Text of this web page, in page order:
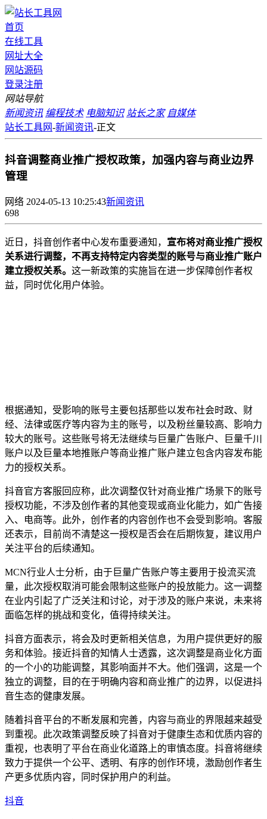
首页
在线工具
网址大全
网站源码
登录注册
网站导航
新闻资讯 编程技术 电脑知识 站长之家 自媒体
站长工具网-新闻资讯-正文
抖音调整商业推广授权政策，加强内容与商业边界
管理
网络 2024-05-13 10:25:43新闻资讯
698
近日，抖音创作者中心发布重要通知， 宣布将对商业推广授权
关系进行调整，不再支持特定内容类型的账号与商业推广账户
建立授权关系。 这一新政策的实施旨在进一步保障创作者权
益，同时优化用户体验。
根据通知，受影响的账号主要包括那些以发布社会时政、财
经、法律或医疗等内容为主的账号，以及粉丝量较高、影响力
较大的账号。这些账号将无法继续与巨量广告账户、巨量千川
账户以及巨量本地推账户等商业推广账户建立包含内容发布能
力的授权关系。
抖音官方客服回应称，此次调整仅针对商业推广场景下的账号
授权功能，不涉及创作者的其他变现或商业化能力，如广告接
入、电商等。此外，创作者的内容创作也不会受到影响。客服
还表示，目前尚不清楚这一授权是否会在后期恢复，建议用户
关注平台的后续通知。
MCN行业人士分析，由于巨量广告账户等主要用于投流买流
量，此次授权取消可能会限制这些账户的投放能力。这一调整
在业内引起了广泛关注和讨论，对于涉及的账户来说，未来将
面临怎样的挑战和变化，值得持续关注。
抖音方面表示，将会及时更新相关信息，为用户提供更好的服
务和体验。接近抖音的知情人士透露，这次调整是商业化方面
的一个小的功能调整，其影响面并不大。他们强调，这是一个
独立的调整，目的在于明确内容和商业推广的边界，以促进抖
音生态的健康发展。
随着抖音平台的不断发展和完善，内容与商业的界限越来越受
到重视。此次政策调整反映了抖音对于健康生态和优质内容的
重视，也表明了平台在商业化道路上的审慎态度。抖音将继续
致力于提供一个公平、透明、有序的创作环境，激励创作者生
产更多优质内容，同时保护用户的利益。
抖音